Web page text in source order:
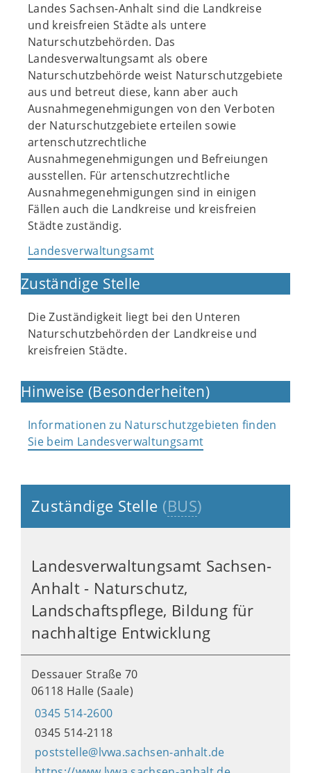
Landes Sachsen-Anhalt sind die Landkreise
und kreisfreien Städte als untere
Naturschutzbehörden. Das
Landesverwaltungsamt als obere
Naturschutzbehörde weist Naturschutzgebiete
aus und betreut diese, kann aber auch
Ausnahmegenehmigungen von den Verboten
der Naturschutzgebiete erteilen sowie
artenschutzrechtliche
Ausnahmegenehmigungen und Befreiungen
ausstellen. Für artenschutzrechtliche
Ausnahmegenehmigungen sind in einigen
Fällen auch die Landkreise und kreisfreien
Städte zuständig.
Landesverwaltungsamt
Zuständige Stelle
Die Zuständigkeit liegt bei den Unteren
Naturschutzbehörden der Landkreise und
kreisfreien Städte.
Hinweise (Besonderheiten)
Informationen zu Naturschutzgebieten finden
Sie beim Landesverwaltungsamt
Zuständige Stelle (BUS)
Landesverwaltungsamt Sachsen-
Anhalt - Naturschutz,
Landschaftspflege, Bildung für
nachhaltige Entwicklung
Dessauer Straße 70
06118 Halle (Saale)
0345 514-2600
0345 514-2118
poststelle@lvwa.sachsen-anhalt.de